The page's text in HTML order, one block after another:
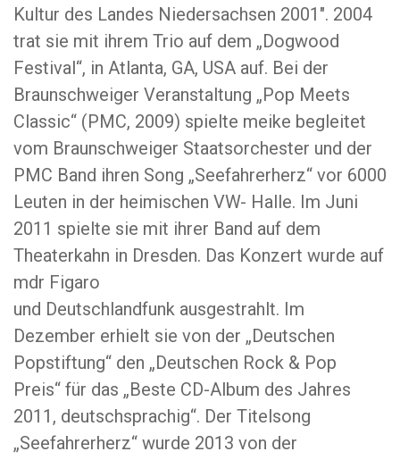
Kultur des Landes Niedersachsen 2001″. 2004
trat sie mit ihrem Trio auf dem „Dogwood
Festival“, in Atlanta, GA, USA auf. Bei der
Braunschweiger Veranstaltung „Pop Meets
Classic“ (PMC, 2009) spielte meike begleitet
vom Braunschweiger Staatsorchester und der
PMC Band ihren Song „Seefahrerherz“ vor 6000
Leuten in der heimischen VW- Halle. Im Juni
2011 spielte sie mit ihrer Band auf dem
Theaterkahn in Dresden. Das Konzert wurde auf
mdr Figaro
und Deutschlandfunk ausgestrahlt. Im
Dezember erhielt sie von der „Deutschen
Popstiftung“ den „Deutschen Rock & Pop
Preis“ für das „Beste CD-Album des Jahres
2011, deutschsprachig“. Der Titelsong
„Seefahrerherz“ wurde 2013 von der